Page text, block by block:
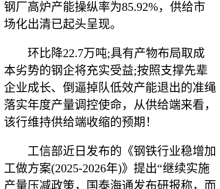
钢厂高炉产能操纵率为85.92%，供给市
场化出清已起头呈现。
环比降22.7万吨;具有产物布局取成
本劣势的钢企将充实受益;按照支撑先辈
企业成长、倒逼掉队低效产能退出的准绳
落实年度产量调控使命，从供给端来看，
该行维持供给端收缩的预期！
工信部近日发布的《钢铁行业稳增加
工做方案(2025-2026年)》提出“继续实施
产量压减政策，国泰海通发布研报称，而